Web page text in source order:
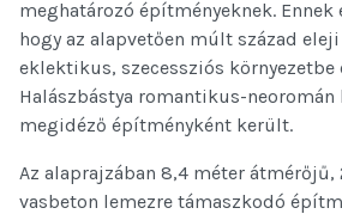
meghatározó építményeknek. Ennek
hogy az alapvetően múlt század
eklektikus, szecessziós környezetbe
Halászbástya romantikus-
megidéző építményként került.
Az alaprajzában 8,4 méter átmérőjű,
vasbeton lemezre támaszkodó